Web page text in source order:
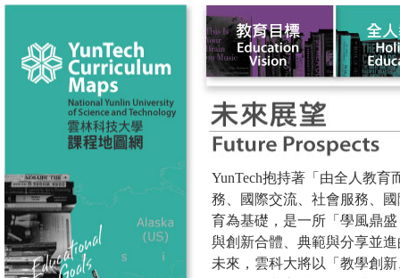
YunTech抱持著「由全人教
務、國際交流、社會服務、
育為基礎，是一所「學風鼎
與創新合體、典範與分享並
未來，雲科大將以「教學創